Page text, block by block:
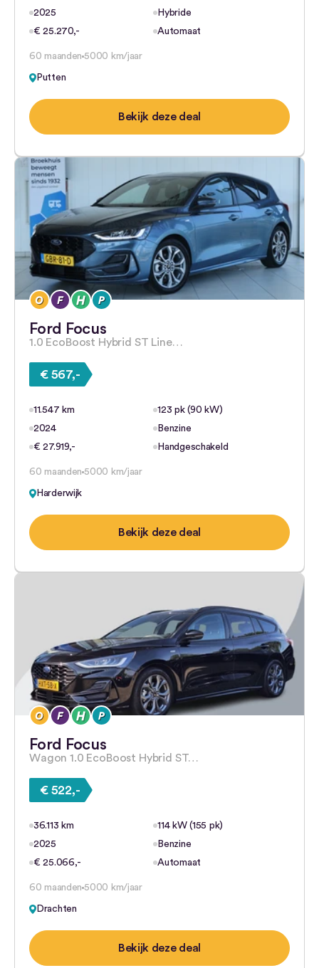
2025
Hybride
€ 25.270,-
Automaat
60 maanden 5000 km/jaar
Putten
Bekijk deze deal
Ford Focus
1.0 EcoBoost Hybrid ST Line…
€ 567,-
11.547 km
123 pk (90 kW)
2024
Benzine
€ 27.919,-
Handgeschakeld
60 maanden 5000 km/jaar
Harderwijk
Bekijk deze deal
Ford Focus
Wagon 1.0 EcoBoost Hybrid ST…
€ 522,-
36.113 km
114 kW (155 pk)
2025
Benzine
€ 25.066,-
Automaat
60 maanden 5000 km/jaar
Drachten
Bekijk deze deal